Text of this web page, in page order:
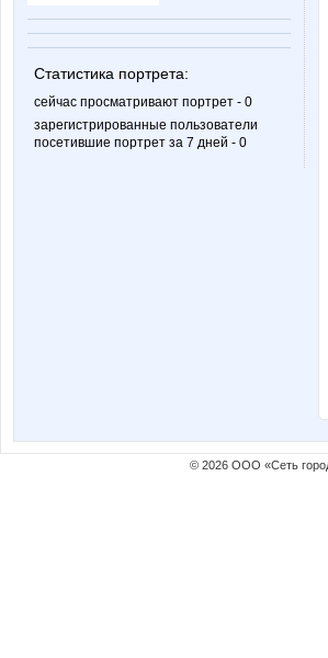
Статистика портрета:
сейчас просматривают портрет - 0
зарегистрированные пользователи
посетившие портрет за 7 дней - 0
© 2026 ООО «Сеть